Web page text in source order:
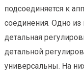
подсоединяется к
соединения. Одно
детальная
детальной
универсальны. На